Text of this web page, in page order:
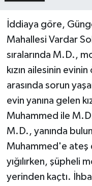
İddiaya göre,
Mahallesi Vardar
sıralarında M.D.,
kızın ailesinin
arasında sorun
evin yanına gelen
Muhammed ile
M.D., yanında
Muhammed'e
yığılırken, şüpheli
yerinden kaçtı.